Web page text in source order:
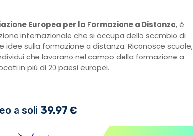
Europea per la Formazione a Distanza, è
internazionale che si occupa dello scambio di
idee sulla formazione a distanza. Riconosce scuole,
che lavorano nel campo della formazione a
in più di 20 paesi europei.
a soli 39.97 €